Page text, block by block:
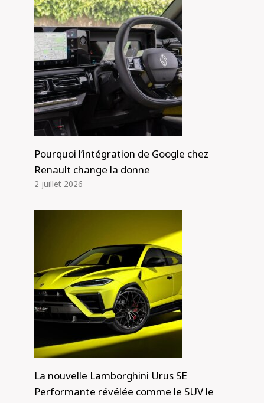
« Augmenter la taille, c’est bien » :
les nouveaux moteurs six cylindres
de Mazda que l’on retrouve dans les
CX-60 et CX-90 sont là pour rester
pendant une bonne partie de la
prochaine décennie – Car News
ParAlexis de Club Events 12 novembre 2023
Pourquoi l’intégration de Google chez
Renault change la donne
2 juillet 2026
La nouvelle Lamborghini Urus SE
Performante révélée comme le SUV le